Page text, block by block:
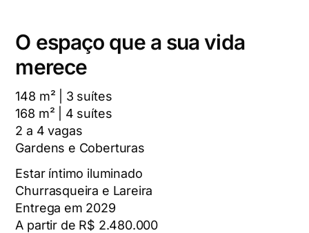
O espaço que a sua vida
merece
148 m² | 3 suítes
168 m² | 4 suítes
2 a 4 vagas
Gardens e Coberturas
Estar íntimo iluminado
Churrasqueira e Lareira
Entrega em 2029
A partir de R$ 2.480.000